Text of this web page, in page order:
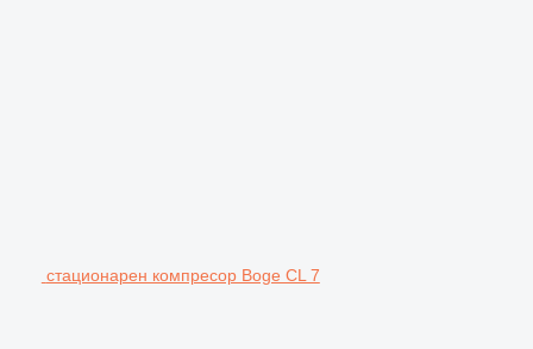
стационарен компресор Boge CL 7